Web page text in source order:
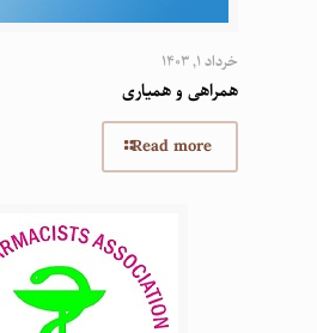
خرداد 1, 1403
همراهی و همیاری
Read more